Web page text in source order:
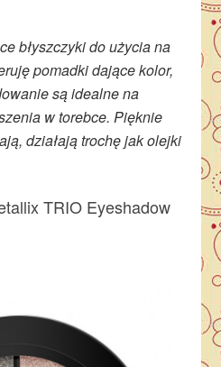
błyszczyki do użycia na
pomadki dające kolor,
są idealne na
w torebce. Pięknie
działają trochę jak olejki
TRIO Eyeshadow